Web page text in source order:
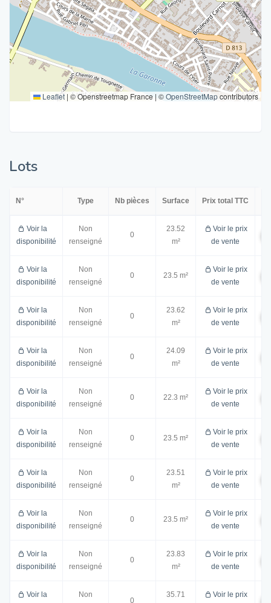
Leaflet | © Openstreetmap France | ©OpenStreetMapcontributors
Lots
N° Type Nb pièces Surface Prix total TTC
Voir la
disponibilité
Non
renseigné
0
23.52
m²
Voir le prix
de vente
Voir la
disponibilité
Non
renseigné
0 23.5 m²
Voir le prix
de vente
Voir la
disponibilité
Non
renseigné
0
23.62
m²
Voir le prix
de vente
Voir la
disponibilité
Non
renseigné
0
24.09
m²
Voir le prix
de vente
Voir la
disponibilité
Non
renseigné
0 22.3 m²
Voir le prix
de vente
Voir la
disponibilité
Non
renseigné
0 23.5 m²
Voir le prix
de vente
Voir la
disponibilité
Non
renseigné
0
23.51
m²
Voir le prix
de vente
Voir la
disponibilité
Non
renseigné
0 23.5 m²
Voir le prix
de vente
Voir la
disponibilité
Non
renseigné
0
23.83
m²
Voir le prix
de vente
Voir la
Non
0
35.71
Voir le prix